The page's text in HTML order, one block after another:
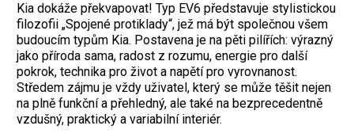
Kia dokáže překvapovat! Typ EV6 představuje stylistickou
filozofii „Spojené protiklady“, jež má být společnou všem
budoucím typům Kia. Postavena je na pěti pilířích: výrazný
jako příroda sama, radost z rozumu, energie pro další
pokrok, technika pro život a napětí pro vyrovnanost.
Středem zájmu je vždy uživatel, který se může těšit nejen
na plně funkční a přehledný, ale také na bezprecedentně
vzdušný, praktický a variabilní interiér.